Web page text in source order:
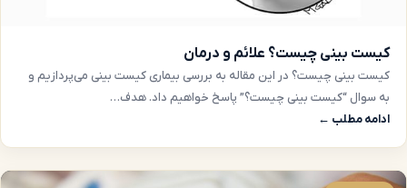
کیست بینی چیست؟ علائم و درمان
کیست بینی چیست؟ در این مقاله به بررسی بیماری کیست بینی می‌پردازیم و
به سوال “کیست بینی چیست؟” پاسخ خواهیم داد. هدف…
ادامه مطلب ←